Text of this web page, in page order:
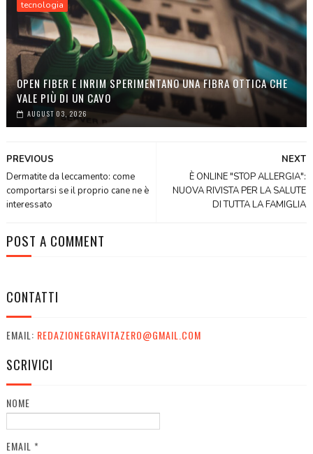
tecnologia
OPEN FIBER E INRIM SPERIMENTANO UNA FIBRA OTTICA CHE
VALE PIÙ DI UN CAVO
AUGUST 03, 2026
NEXT
È ONLINE "STOP ALLERGIA":
NUOVA RIVISTA PER LA SALUTE
DI TUTTA LA FAMIGLIA
PREVIOUS
Dermatite da leccamento: come
comportarsi se il proprio cane ne è
interessato
POST A COMMENT
CONTATTI
EMAIL: REDAZIONEGRAVITAZERO@GMAIL.COM
SCRIVICI
NOME
EMAIL *